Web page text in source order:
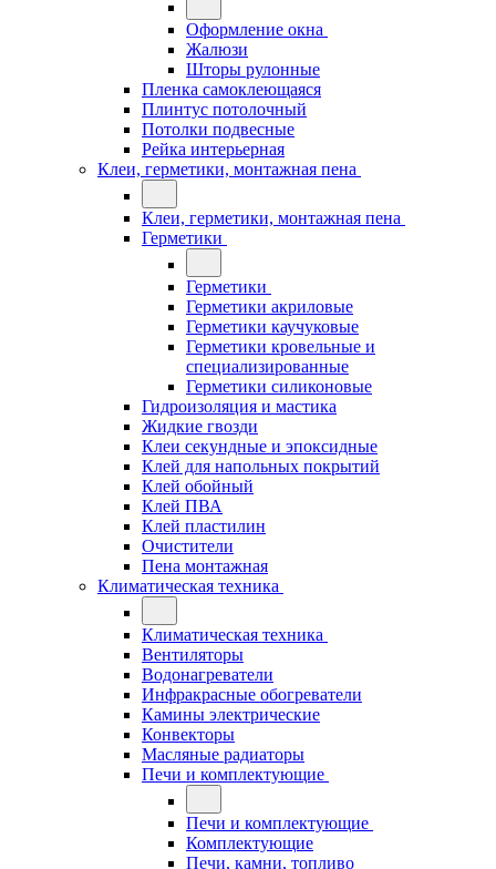
Оформление окна
Жалюзи
Шторы рулонные
Пленка самоклеющаяся
Плинтус потолочный
Потолки подвесные
Рейка интерьерная
Клеи, герметики, монтажная пена
Клеи, герметики, монтажная пена
Герметики
Герметики
Герметики акриловые
Герметики каучуковые
Герметики кровельные и
специализированные
Герметики силиконовые
Гидроизоляция и мастика
Жидкие гвозди
Клеи секундные и эпоксидные
Клей для напольных покрытий
Клей обойный
Клей ПВА
Клей пластилин
Очистители
Пена монтажная
Климатическая техника
Климатическая техника
Вентиляторы
Водонагреватели
Инфракрасные обогреватели
Камины электрические
Конвекторы
Масляные радиаторы
Печи и комплектующие
Печи и комплектующие
Комплектующие
Печи, камни, топливо